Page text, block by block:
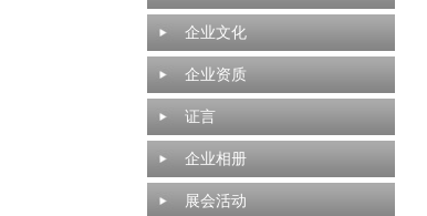
企业文化
企业资质
证言
企业相册
展会活动